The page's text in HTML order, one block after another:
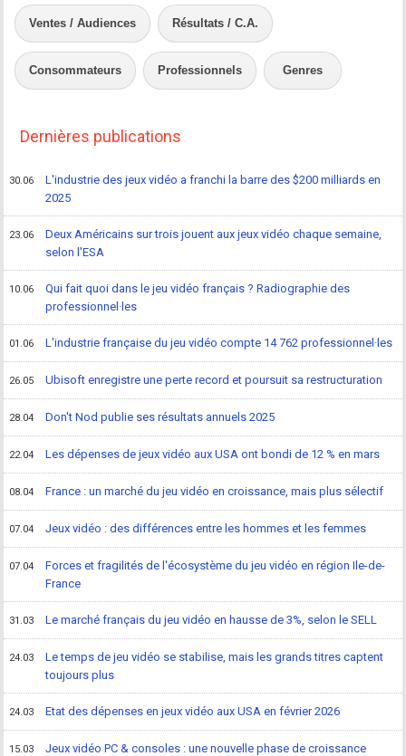
Ventes / Audiences Résultats / C.A.
Consommateurs Professionnels Genres
Dernières publications
30.06
L'industrie des jeux vidéo a franchi la barre des $200 milliards en
2025
23.06
Deux Américains sur trois jouent aux jeux vidéo chaque semaine,
selon l'ESA
10.06
Qui fait quoi dans le jeu vidéo français ? Radiographie des
professionnel·les
01.06 L'industrie française du jeu vidéo compte 14 762 professionnel·les
26.05 Ubisoft enregistre une perte record et poursuit sa restructuration
28.04 Don't Nod publie ses résultats annuels 2025
22.04 Les dépenses de jeux vidéo aux USA ont bondi de 12 % en mars
08.04 France : un marché du jeu vidéo en croissance, mais plus sélectif
07.04 Jeux vidéo : des différences entre les hommes et les femmes
07.04
Forces et fragilités de l'écosystème du jeu vidéo en région Ile-de-
France
31.03 Le marché français du jeu vidéo en hausse de 3%, selon le SELL
24.03
Le temps de jeu vidéo se stabilise, mais les grands titres captent
toujours plus
24.03 Etat des dépenses en jeux vidéo aux USA en février 2026
15.03 Jeux vidéo PC & consoles : une nouvelle phase de croissance